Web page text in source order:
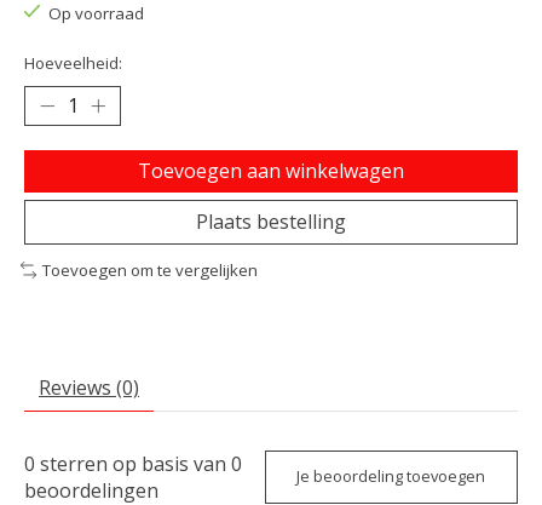
Op voorraad
Hoeveelheid:
Toevoegen aan winkelwagen
Plaats bestelling
Toevoegen om te vergelijken
Reviews (0)
0 sterren op basis van 0
beoordelingen
Je beoordeling toevoegen